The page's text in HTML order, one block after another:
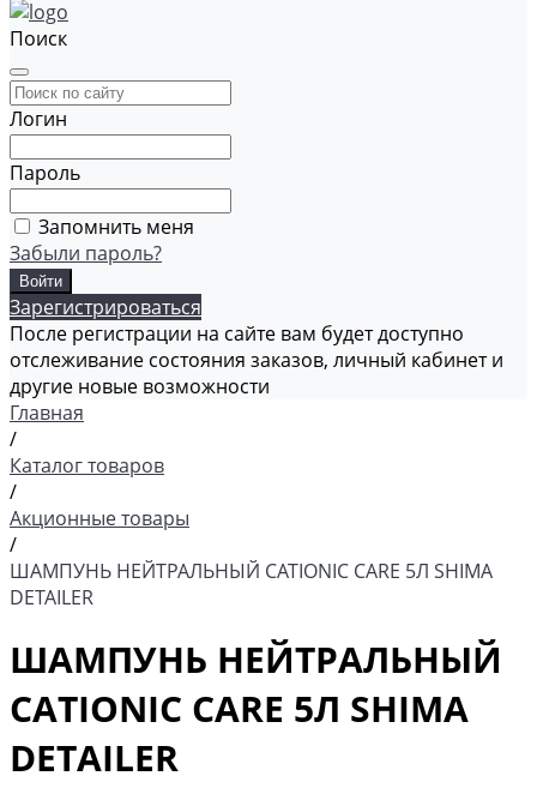
Поиск
Логин
Пароль
Запомнить меня
Забыли пароль?
Зарегистрироваться
После регистрации на сайте вам будет доступно
отслеживание состояния заказов, личный кабинет и
другие новые возможности
Главная
/
Каталог товаров
/
Акционные товары
/
ШАМПУНЬ НЕЙТРАЛЬНЫЙ CATIONIC CARE 5Л SHIMA
DETAILER
ШАМПУНЬ НЕЙТРАЛЬНЫЙ
CATIONIC CARE 5Л SHIMA
DETAILER